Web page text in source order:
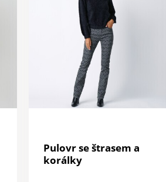
Pulovr se štrasem a
korálky